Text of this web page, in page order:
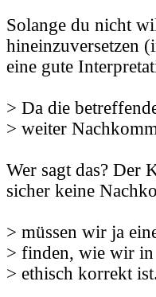
Solange du nicht
hineinzuversetzen
eine gute
> Da die
> weiter
Wer sagt das? Der
sicher keine
> müssen wir ja
> finden, wie wir in
> ethisch korrekt